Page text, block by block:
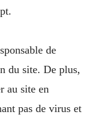
de
du site. De plus,
au site en
pas de virus et